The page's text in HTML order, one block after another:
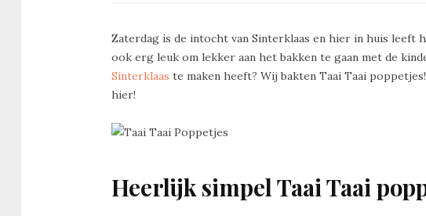
Zaterdag is de intocht van Sinterklaas en hier in huis leeft
ook erg leuk om lekker aan het bakken te gaan met de
Sinterklaas te maken heeft? Wij bakten Taai Taai
hier!
Heerlijk simpel Taai Taai